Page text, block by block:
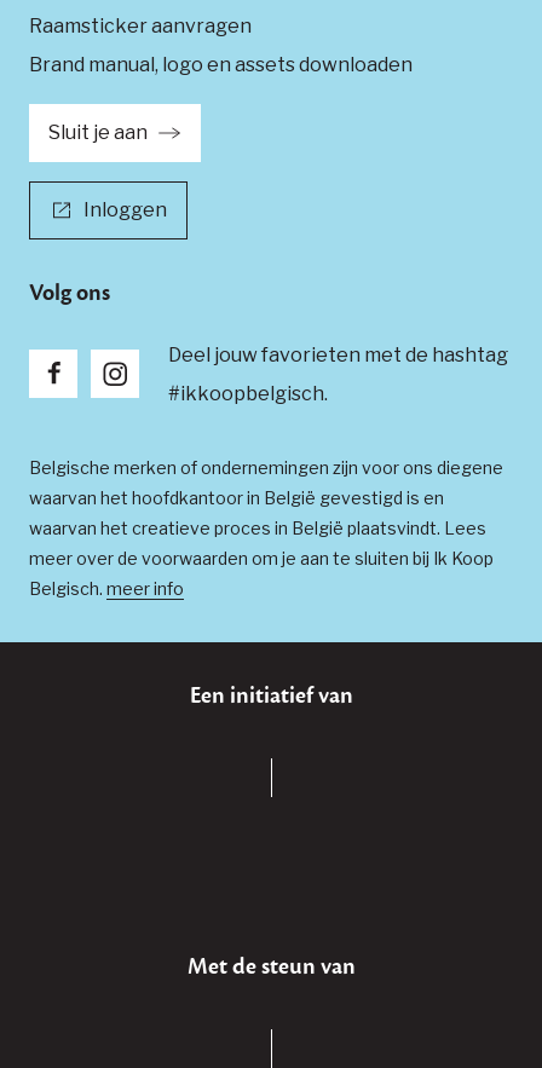
Raamsticker aanvragen
Brand manual, logo en assets downloaden
Sluit je aan
Inloggen
Volg ons
Deel jouw favorieten met de hashtag
#ikkoopbelgisch.
Belgische merken of ondernemingen zijn voor ons diegene
waarvan het hoofdkantoor in België gevestigd is en
waarvan het creatieve proces in België plaatsvindt. Lees
meer over de voorwaarden om je aan te sluiten bij Ik Koop
Belgisch. meer info
Een initiatief van
Met de steun van